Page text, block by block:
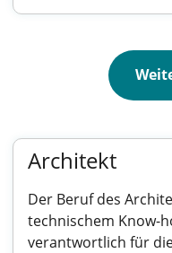
Architekt
Der Beruf des
technischem Know-
verantwortlich für